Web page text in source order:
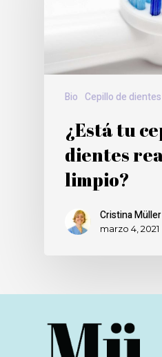
Bio Cepillo de dientes
¿Está tu
dientes
limpio?
Cristina Müller
marzo 4, 2021